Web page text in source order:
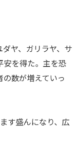
ヤ、ガリラヤ、 サ
安を得た。主を恐
数が増えていっ
す盛んになり、広